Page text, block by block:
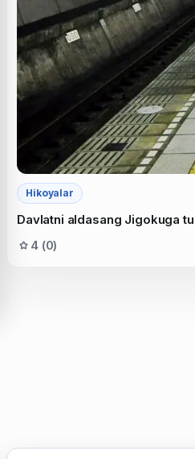
Hikoyalar
Davlatni aldasang Jigokuga
4 (0)